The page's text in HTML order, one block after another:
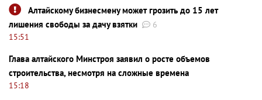
Алтайскому бизнесмену может грозить до 15 лет
лишения свободы за дачу взятки
6
15:51
Глава алтайского Минстроя заявил о росте объемов
строительства, несмотря на сложные времена
15:18